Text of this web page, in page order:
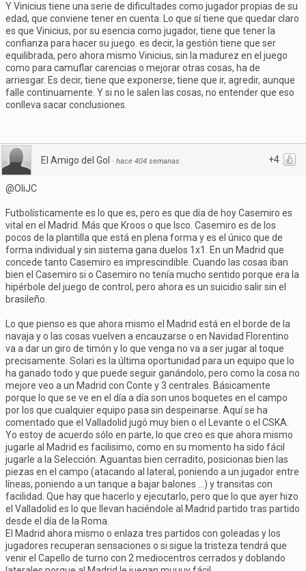
Y Vinicius tiene una serie de dificultades como jugador propias de su
edad, que conviene tener en cuenta. Lo que sí tiene que quedar claro
es que Vinicius, por su esencia como jugador, tiene que tener la
confianza para hacer su juego. es decir, la gestión tiene que ser
equilibrada, pero ahora mismo Vinicius, sin la madurez en el juego
como para camuflar carencias o mejorar otras cosas, ha de
arriesgar. Es decir, tiene que exponerse, tiene que ir, agredir, aunque
falle continuamente. Y si no le salen las cosas, no entender que eso
conlleva sacar conclusiones.
+4
El Amigo del Gol · hace 404 semanas
@OliJC
Futbolísticamente es lo que es, pero es que día de hoy Casemiro es
vital en el Madrid. Más que Kroos o que Isco. Casemiro es de los
pocos de la plantilla que está en plena forma y es el único que de
forma individual y sin sistema gana duelos 1x1. En un Madrid que
concede tanto Casemiro es imprescindible. Cuando las cosas iban
bien el Casemiro si o Casemiro no tenía mucho sentido porque era la
hipérbole del juego de control, pero ahora es un suicidio salir sin el
brasileño.
Lo que pienso es que ahora mismo el Madrid está en el borde de la
navaja y o las cosas vuelven a encauzarse o en Navidad Florentino
va a dar un giro de timón y lo que venga no va a ser jugar al toque
precisamente. Solari es la última oportunidad para un equipo que lo
ha ganado todo y que puede seguir ganándolo, pero como la cosa no
mejore veo a un Madrid con Conte y 3 centrales. Básicamente
porque lo que se ve en el día a día son unos boquetes en el campo
por los que cualquier equipo pasa sin despeinarse. Aquí se ha
comentado que el Valladolid jugó muy bien o el Levante o el CSKA.
Yo estoy de acuerdo sólo en parte, lo que creo es que ahora mismo
jugarle al Madrid es facilisimo, como en su momento ha sido fácil
jugarle a la Selección. Aguantas bien cerradito, posicionas bien las
piezas en el campo (atacando al lateral, poniendo a un jugador entre
líneas, poniendo a un tanque a bajar balones ...) y transitas con
facilidad. Que hay que hacerlo y ejecutarlo, pero que lo que ayer hizo
el Valladolid es lo que llevan haciéndole al Madrid partido tras partido
desde el día de la Roma.
El Madrid ahora mismo o enlaza tres partidos con goleadas y los
jugadores recuperan sensaciones o si sigue la tristeza tendrá que
venir el Capello de turno con 2 mediocentros cerrados y doblando